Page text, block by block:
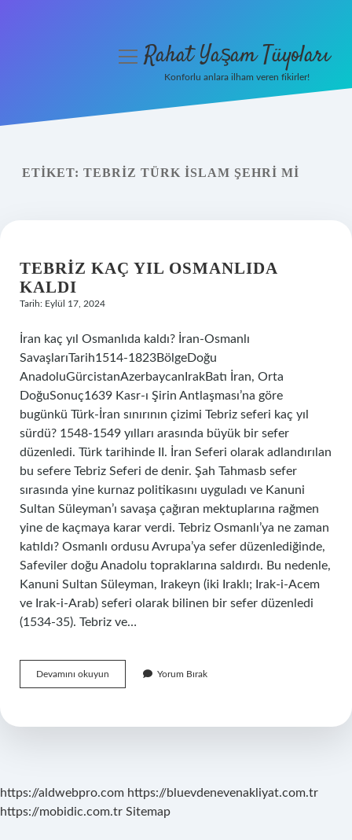
Yasal Uyarı
menüyüRahat Yaşam Tüyoları
Konforlu anlara ilham veren fikirler!
ETIKET: TEBRIZ TÜRK ISLAM ŞEHRI MI
TEBRIZ KAÇ YIL OSMANLIDA
KALDI
Tarih: Eylül 17, 2024
İran kaç yıl Osmanlıda kaldı? İran-Osmanlı
SavaşlarıTarih1514-1823BölgeDoğu
AnadoluGürcistanAzerbaycanIrakBatı İran, Orta
DoğuSonuç1639 Kasr-ı Şirin Antlaşması’na göre
bugünkü Türk-İran sınırının çizimi Tebriz seferi kaç yıl
sürdü? 1548-1549 yılları arasında büyük bir sefer
düzenledi. Türk tarihinde II. İran Seferi olarak adlandırılan
bu sefere Tebriz Seferi de denir. Şah Tahmasb sefer
sırasında yine kurnaz politikasını uyguladı ve Kanuni
Sultan Süleyman’ı savaşa çağıran mektuplarına rağmen
yine de kaçmaya karar verdi. Tebriz Osmanlı’ya ne zaman
katıldı? Osmanlı ordusu Avrupa’ya sefer düzenlediğinde,
Safeviler doğu Anadolu topraklarına saldırdı. Bu nedenle,
Kanuni Sultan Süleyman, Irakeyn (iki Iraklı; Irak-i-Acem
ve Irak-i-Arab) seferi olarak bilinen bir sefer düzenledi
(1534-35). Tebriz ve…
Devamını okuyun
Kaç
Kaldı
Yorum Bırak
https://aldwebpro.com https://bluevdenevenakliyat.com.tr
https://mobidic.com.tr Sitemap